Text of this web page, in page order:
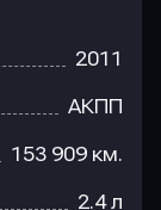
2011
АКПП
153 909 км.
2.4 л